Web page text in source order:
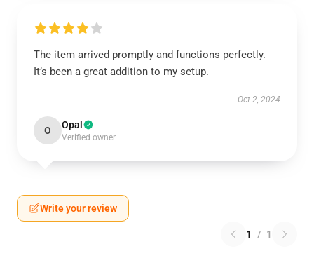
The item arrived promptly and functions perfectly.
It’s been a great addition to my setup.
Oct 2, 2024
O Opal
Verified owner
Write your review
1 / 1